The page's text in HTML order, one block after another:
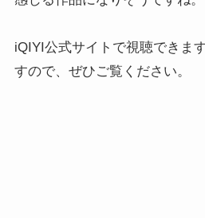
iQIYI公式サイトで視聴できま
すので、ぜひご覧ください。